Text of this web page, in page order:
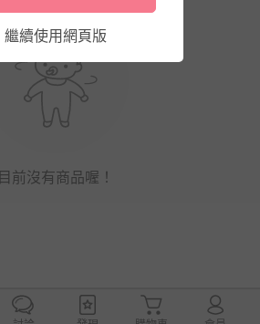
目前沒有商品喔！
繼續使用網頁版